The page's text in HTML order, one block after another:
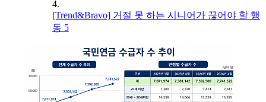
4.
[Trend&Bravo] 거절 못 하는 시니어가 끊어야 할 행
동 5